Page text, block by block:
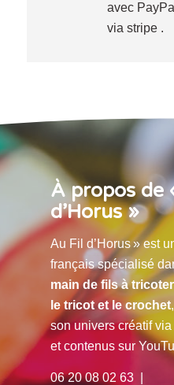
avec
via stripe .
À propos de
d’Horus »
Au Fil d’Horus » est
français spécialisé
main de fils à
le tricot et le crochet
son univers créatif
et contenus sur
06 20 08 02 63 |